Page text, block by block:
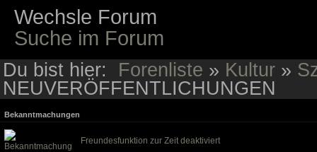
Wechsle Forum
Suche im Forum
Du bist hier: Forenliste » Kultur »
NEUVERÖFFENTLICHUNGEN
Bekanntmachungen
Freundesfunktion zur Zeit deaktiviert